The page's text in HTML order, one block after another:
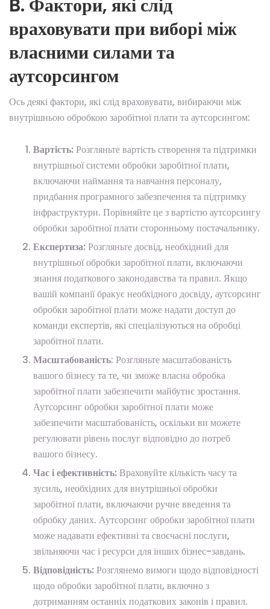
B. Фактори, які слід
враховувати при виборі між
власними силами та
аутсорсингом
Ось деякі фактори, які слід враховувати, вибираючи між
внутрішньою обробкою заробітної плати та аутсорсингом:
Вартість:Розгляньте вартість створення та підтримки
внутрішньої системи обробки заробітної плати,
включаючи наймання та навчання персоналу,
придбання програмного забезпечення та підтримку
інфраструктури. Порівняйте це з вартістю аутсорсингу
обробки заробітної плати сторонньому постачальнику.
Експертиза:Розгляньте досвід, необхідний для
внутрішньої обробки заробітної плати, включаючи
знання податкового законодавства та правил. Якщо
вашій компанії бракує необхідного досвіду, аутсорсинг
обробки заробітної плати може надати доступ до
команди експертів, які спеціалізуються на обробці
заробітної плати.
Масштабованість: Розгляньте масштабованість
вашого бізнесу та те, чи зможе власна обробка
заробітної плати забезпечити майбутнє зростання.
Аутсорсинг обробки заробітної плати може
забезпечити масштабованість, оскільки ви можете
регулювати рівень послуг відповідно до потреб
вашого бізнесу.
Час і ефективність:Враховуйте кількість часу та
зусиль, необхідних для внутрішньої обробки
заробітної плати, включаючи ручне введення та
обробку даних. Аутсорсинг обробки заробітної плати
може надавати ефективні та своєчасні послуги,
звільняючи час і ресурси для інших бізнес-завдань.
Відповідність:Розглянемо вимоги щодо відповідності
щодо обробки заробітної плати, включно з
дотриманням останніх податкових законів і правил.